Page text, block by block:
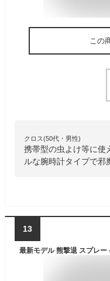
この
クロス(50代・男性)
携帯型の虫よけ等に使
ルな腕時計タイプで邪
13